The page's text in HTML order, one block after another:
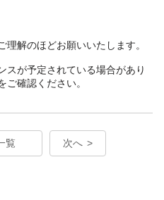
解のほどお願いいたします。
が予定されている場合があり
ご確認ください。
覧 次へ